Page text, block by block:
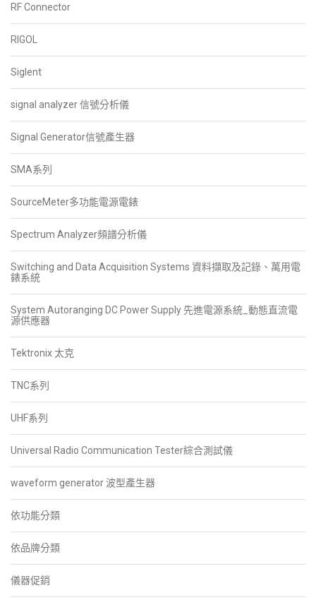
RF Connector
RIGOL
Siglent
signal analyzer 信號分析儀
Signal Generator信號產生器
SMA系列
SourceMeter多功能電源電錶
Spectrum Analyzer頻譜分析儀
Switching and Data Acquisition Systems 資料擷取及記錄、萬用電
錶系統
System Autoranging DC Power Supply 先進電源系統_動態直流電
源供應器
Tektronix 太克
TNC系列
UHF系列
Universal Radio Communication Tester綜合測試儀
waveform generator 波型產生器
依功能分類
依品牌分類
儀器促銷